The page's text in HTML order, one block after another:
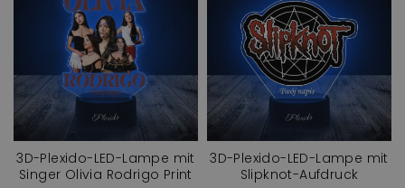
3D-Plexido-LED-Lampe mit
Singer Olivia Rodrigo Print
3D-Plexido-LED-Lampe mit
Slipknot-Aufdruck